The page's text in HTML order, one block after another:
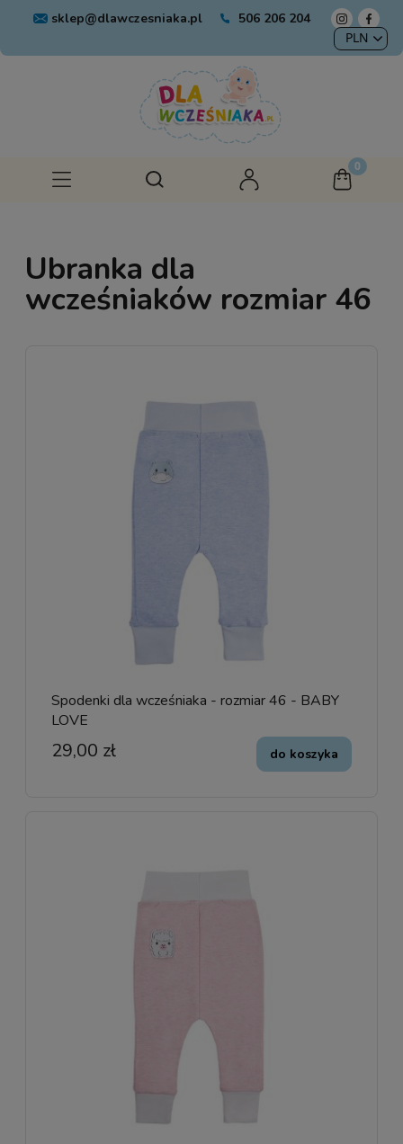
sklep@dlawczesniaka.pl 506 206 204
Ubranka dla
wcześniaków rozmiar 46
Spodenki dla wcześniaka - rozmiar 46 - BABY
LOVE
29,00 zł do koszyka